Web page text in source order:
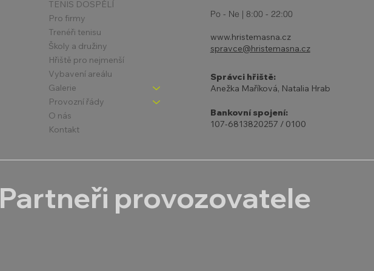
TENIS DOSPĚLÍ
Pro firmy
Trenéři tenisu
Školy a družiny
Hřiště pro nejmenší
Vybavení areálu
Galerie
Provozní řády
O nás
Kontakt
Po - Ne | 8:00 - 22:00
www.hristemasna.cz
spravce@hristemasna.cz
Správci hřiště:
Anežka Maříková, Natalia Hrab
Bankovní spojení:
107-6813820257 / 0100
Partneři provozovatele